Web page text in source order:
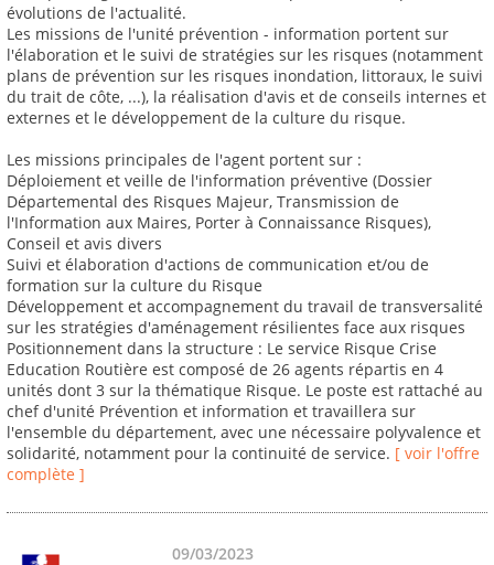
évolutions de l'actualité.
Les missions de l'unité prévention - information portent sur
l'élaboration et le suivi de stratégies sur les risques (notamment
plans de prévention sur les risques inondation, littoraux, le suivi
du trait de côte, ...), la réalisation d'avis et de conseils internes et
externes et le développement de la culture du risque.
Les missions principales de l'agent portent sur :
Déploiement et veille de l'information préventive (Dossier
Départemental des Risques Majeur, Transmission de
l'Information aux Maires, Porter à Connaissance Risques),
Conseil et avis divers
Suivi et élaboration d'actions de communication et/ou de
formation sur la culture du Risque
Développement et accompagnement du travail de transversalité
sur les stratégies d'aménagement résilientes face aux risques
Positionnement dans la structure : Le service Risque Crise
Education Routière est composé de 26 agents répartis en 4
unités dont 3 sur la thématique Risque. Le poste est rattaché au
chef d'unité Prévention et information et travaillera sur
l'ensemble du département, avec une nécessaire polyvalence et
solidarité, notamment pour la continuité de service. [ voir l'offre
complète ]
09/03/2023